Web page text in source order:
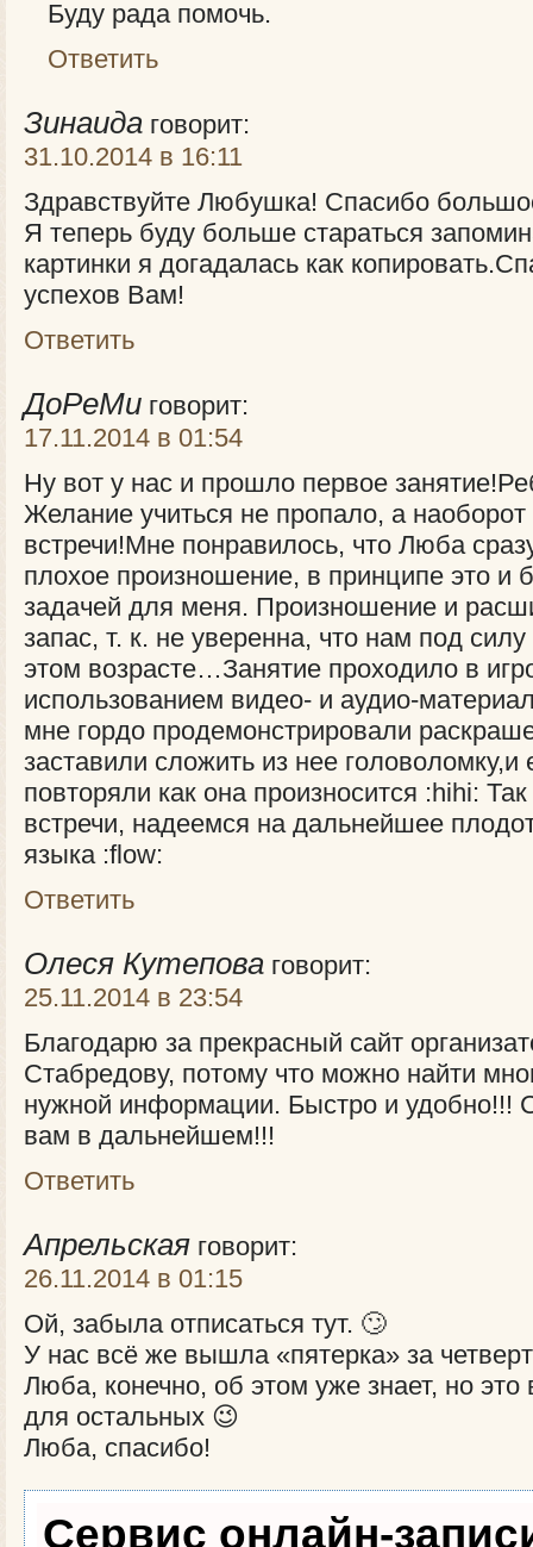
Буду рада помочь.
Ответить
Зинаида говорит:
31.10.2014 в 16:11
Здравствуйте Любушка! Спасибо
Я теперь буду больше стараться
картинки я догадалась как
успехов Вам!
Ответить
ДоРеМи говорит:
17.11.2014 в 01:54
Ну вот у нас и прошло первое
Желание учиться не пропало, а
встречи!Мне понравилось, что Люба
плохое произношение, в принципе это и
задачей для меня. Произношение и
запас, т. к. не уверенна, что нам под
этом возрасте…Занятие проходило в
использованием видео- и аудио-
мне гордо продемонстрировали
заставили сложить из нее головоломку,и
повторяли как она произносится :hihi:
встречи, надеемся на дальнейшее
языка :flow:
Ответить
Олеся Кутепова говорит:
25.11.2014 в 23:54
Благодарю за прекрасный сайт
Стабредову, потому что можно найти
нужной информации. Быстро и удобно!!!
вам в дальнейшем!!!
Ответить
Апрельская говорит:
26.11.2014 в 01:15
Ой, забыла отписаться тут. 🙄
У нас всё же вышла «пятерка» за
Люба, конечно, об этом уже знает, но это
для остальных 😉
Люба, спасибо!
Сервис онлайн-